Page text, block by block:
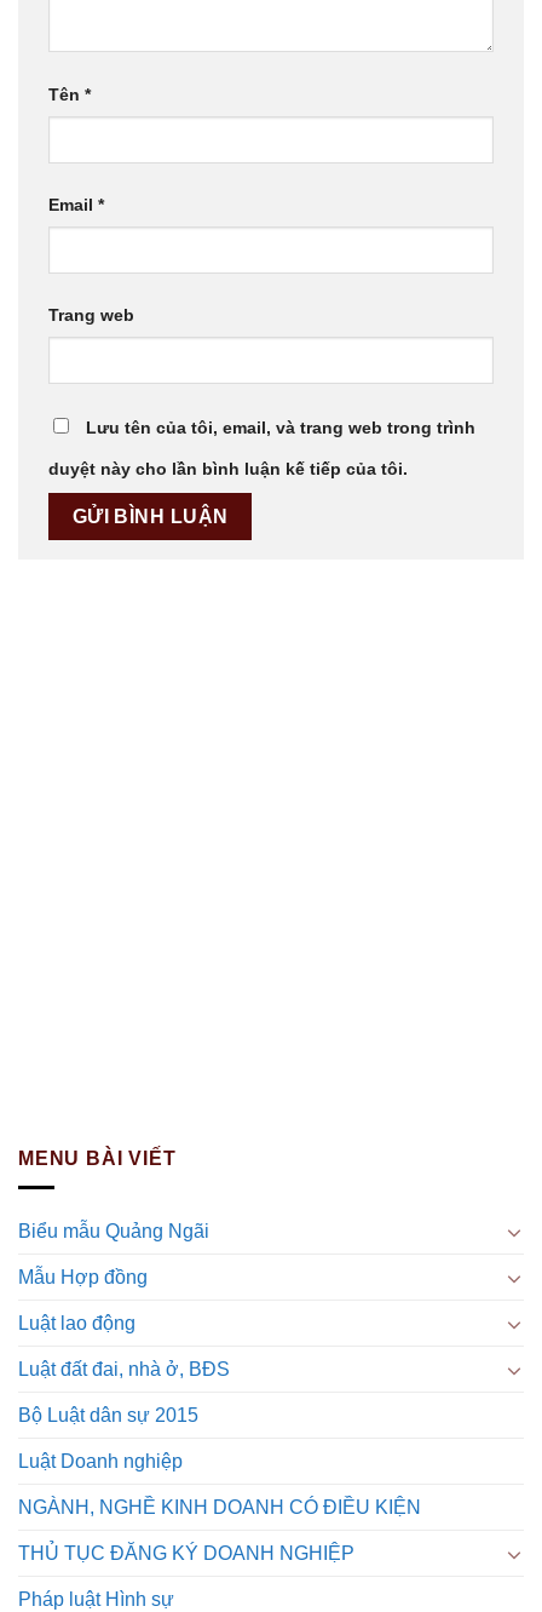
Tên *
Email *
Trang web
Lưu tên của tôi, email, và trang web trong trình
duyệt này cho lần bình luận kế tiếp của tôi.
MENU BÀI VIẾT
Biểu mẫu Quảng Ngãi
Mẫu Hợp đồng
Luật lao động
Luật đất đai, nhà ở, BĐS
Bộ Luật dân sự 2015
Luật Doanh nghiệp
NGÀNH, NGHỀ KINH DOANH CÓ ĐIỀU KIỆN
THỦ TỤC ĐĂNG KÝ DOANH NGHIỆP
Pháp luật Hình sự